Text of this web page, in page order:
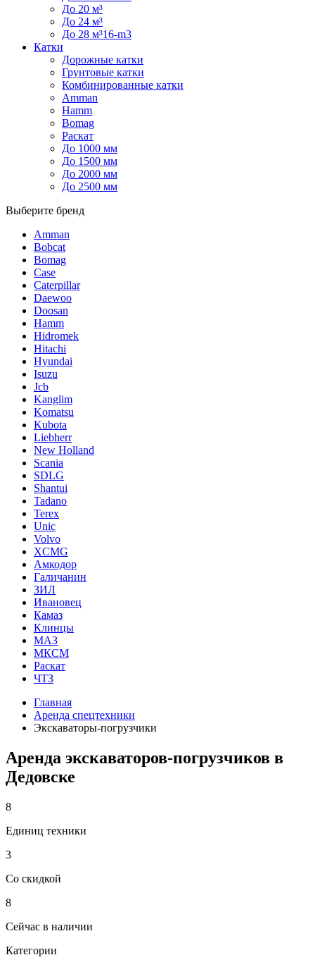
До 20 м³
До 24 м³
До 28 м³16-m3
Катки
Дорожные катки
Грунтовые катки
Комбинированные катки
Amman
Hamm
Bomag
Раскат
До 1000 мм
До 1500 мм
До 2000 мм
До 2500 мм
Выберите бренд
Amman
Bobcat
Bomag
Case
Caterpillar
Daewoo
Doosan
Hamm
Hidromek
Hitachi
Hyundai
Isuzu
Jcb
Kanglim
Komatsu
Kubota
Liebherr
New Holland
Scania
SDLG
Shantui
Tadano
Terex
Unic
Volvo
XCMG
Амкодор
Галичанин
ЗИЛ
Ивановец
Камаз
Клинцы
МАЗ
МКСМ
Раскат
ЧТЗ
Главная
Аренда спецтехники
Экскаваторы-погрузчики
Аренда экскаваторов-погрузчиков в
Дедовске
8
Единиц техники
3
Со скидкой
8
Сейчас в наличии
Категории